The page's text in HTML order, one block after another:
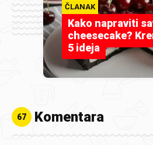
ČLANAK
Kako napraviti
cheesecake?
5 ideja
67 Komentara